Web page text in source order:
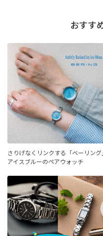
おすす
さりげなくリンクする「ベーリング」
アイスブルーのペアウォッチ